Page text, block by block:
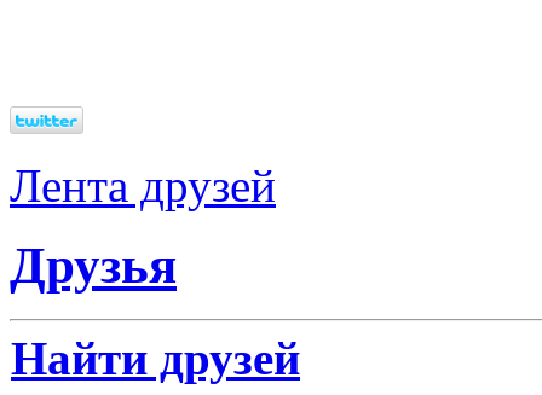
Лента друзей
Друзья
Найти друзей